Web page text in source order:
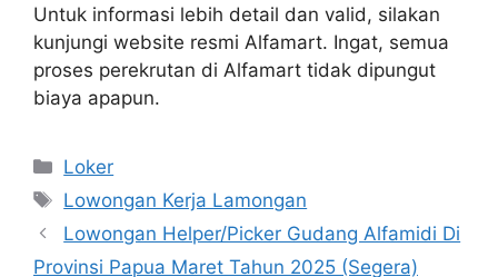
Untuk informasi lebih detail dan valid, silakan
kunjungi website resmi Alfamart. Ingat, semua
proses perekrutan di Alfamart tidak dipungut
biaya apapun.
Kategori
Loker
Tag
Lowongan Kerja Lamongan
Lowongan Helper/Picker Gudang Alfamidi Di
Provinsi Papua Maret Tahun 2025 (Segera)